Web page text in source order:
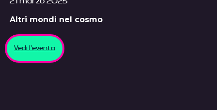
Altri mondi nel cosmo
Vedi l'evento